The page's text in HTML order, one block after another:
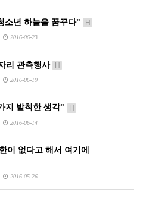
소년 하늘을 꿈꾸다" H
2016-06-23
리 관측행사 H
2016-06-19
지 발칙한 생각" H
2016-06-14
이 없다고 해서 여기에
2016-05-26